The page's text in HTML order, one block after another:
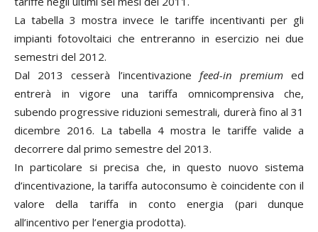
La tabella 3 mostra invece le tariffe incentivanti per gli
impianti fotovoltaici che entreranno in esercizio nei due
semestri del 2012.
Dal 2013 cesserà l’incentivazione feed-in premiumed
entrerà in vigore una tariffa omnicomprensiva che,
subendo progressive riduzioni semestrali, durerà fino al 31
dicembre 2016. La tabella 4 mostra le tariffe valide a
decorrere dal primo semestre del 2013.
In particolare si precisa che, in questo nuovo sistema
d’incentivazione, la tariffa autoconsumo è coincidente con il
valore della tariffa in conto energia (pari dunque
all’incentivo per l’energia prodotta).